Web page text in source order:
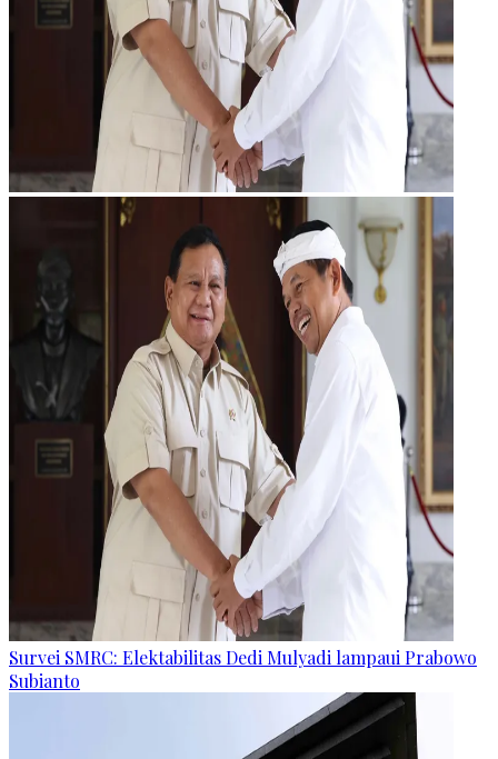
Survei SMRC: Elektabilitas Dedi Mulyadi lampaui Prabowo
Subianto